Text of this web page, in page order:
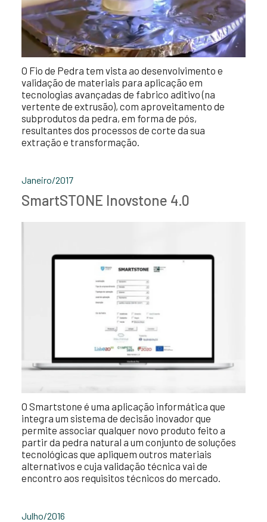
O Fio de Pedra tem vista ao desenvolvimento e
validação de materiais para aplicação em
tecnologias avançadas de fabrico aditivo (na
vertente de extrusão), com aproveitamento de
subprodutos da pedra, em forma de pós,
resultantes dos processos de corte da sua
extração e transformação.
Janeiro/2017
SmartSTONE Inovstone 4.0
O Smartstone é uma aplicação informática que
integra um sistema de decisão inovador que
permite associar qualquer novo produto feito a
partir da pedra natural a um conjunto de soluções
tecnológicas que apliquem outros materiais
alternativos e cuja validação técnica vai de
encontro aos requisitos técnicos do mercado.
Julho/2016